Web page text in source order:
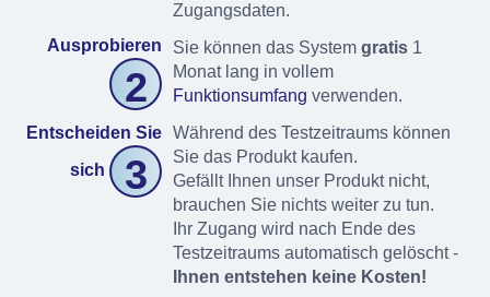
Zugangsdaten.
Ausprobieren
2
Sie können das System gratis 1
Monat lang in vollem
Funktionsumfang verwenden.
Entscheiden Sie
sich 3
Während des Testzeitraums können
Sie das Produkt kaufen.
Gefällt Ihnen unser Produkt nicht,
brauchen Sie nichts weiter zu tun.
Ihr Zugang wird nach Ende des
Testzeitraums automatisch gelöscht -
Ihnen entstehen keine Kosten!